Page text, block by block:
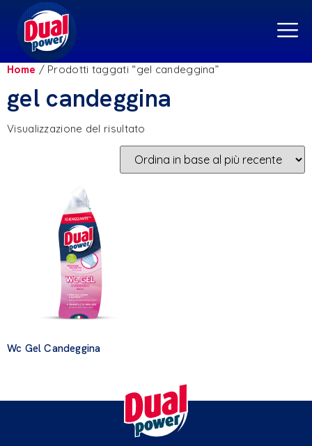
Home / Prodotti taggati “gel candeggina”
gel candeggina
Visualizzazione del risultato
Wc Gel Candeggina